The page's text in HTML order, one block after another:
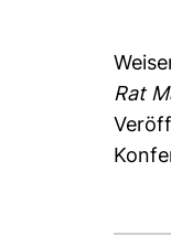
Rat